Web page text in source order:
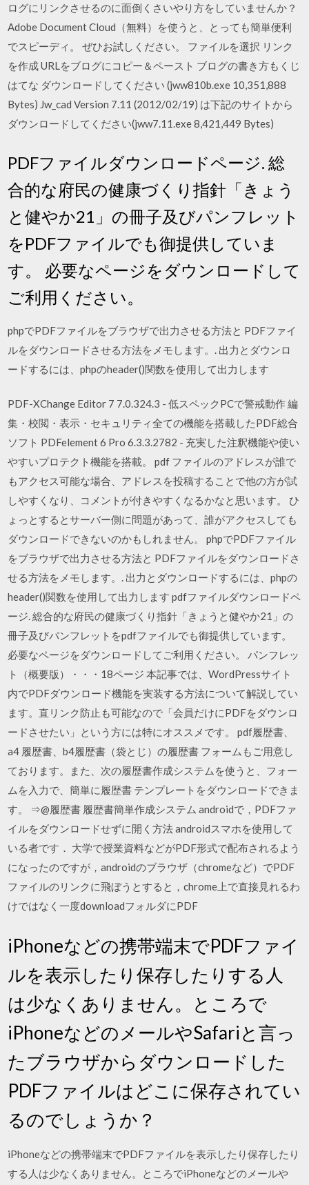
ログにリンクさせるのに面倒くさいやり方をしていませんか？
Adobe Document Cloud（無料）を使うと、とっても簡単便利
でスピーディ。 ぜひお試しください。 ファイルを選択 リンク
を作成 URLをブログにコピー＆ペースト ブログの書き方もくじ
はてな ダウンロードしてください (jww810b.exe 10,351,888
Bytes) Jw_cad Version 7.11 (2012/02/19) は下記のサイトから
ダウンロードしてください(jww7.11.exe 8,421,449 Bytes)
PDFファイルダウンロードページ. 総
合的な府民の健康づくり指針「きょう
と健やか21」の冊子及びパンフレット
をPDFファイルでも御提供していま
す。 必要なページをダウンロードして
ご利用ください。
phpでPDFファイルをブラウザで出力させる方法と PDFファイ
ルをダウンロードさせる方法をメモします。. 出力とダウンロ
ードするには、phpのheader()関数を使用して出力します
PDF-XChange Editor 7 7.0.324.3 - 低スペックPCで警戒動作 編
集・校閲・表示・セキュリティ全ての機能を搭載したPDF総合
ソフト PDFelement 6 Pro 6.3.3.2782 - 充実した注釈機能や使い
やすいプロテクト機能を搭載。 pdf ファイルのアドレスが誰で
もアクセス可能な場合、アドレスを投稿することで他の方が試
しやすくなり、コメントが付きやすくなるかなと思います。 ひ
ょっとするとサーバー側に問題があって、誰がアクセスしても
ダウンロードできないのかもしれません。 phpでPDFファイル
をブラウザで出力させる方法と PDFファイルをダウンロードさ
せる方法をメモします。. 出力とダウンロードするには、phpの
header()関数を使用して出力します pdfファイルダウンロードペ
ージ. 総合的な府民の健康づくり指針「きょうと健やか21」の
冊子及びパンフレットをpdfファイルでも御提供しています。
必要なページをダウンロードしてご利用ください。 パンフレッ
ト（概要版）・・・18ページ 本記事では、WordPressサイト
内でPDFダウンロード機能を実装する方法について解説してい
ます。直リンク防止も可能なので「会員だけにPDFをダウンロ
ードさせたい」という方には特にオススメです。 pdf履歴書、
a4 履歴書、b4履歴書（袋とじ）の履歴書 フォームもご用意し
ております。また、次の履歴書作成システムを使うと、フォー
ムを入力で、簡単に履歴書 テンプレートをダウンロードできま
す。 ⇒@履歴書 履歴書簡単作成システム androidで，PDFファ
イルをダウンロードせずに開く方法 androidスマホを使用して
いる者です． 大学で授業資料などがPDF形式で配布されるよう
になったのですが，androidのブラウザ（chromeなど）でPDF
ファイルのリンクに飛ぼうとすると，chrome上で直接見れるわ
けではなく一度downloadフォルダにPDF
iPhoneなどの携帯端末でPDFファイ
ルを表示したり保存したりする人
は少なくありません。ところで
iPhoneなどのメールやSafariと言っ
たブラウザからダウンロードした
PDFファイルはどこに保存されてい
るのでしょうか？
iPhoneなどの携帯端末でPDFファイルを表示したり保存したり
する人は少なくありません。ところでiPhoneなどのメールや